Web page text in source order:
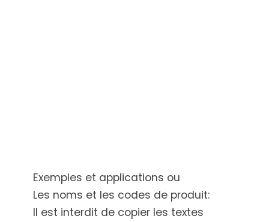
Exemples et applications ou
Les noms et les codes de produit:
Il est interdit de copier les textes